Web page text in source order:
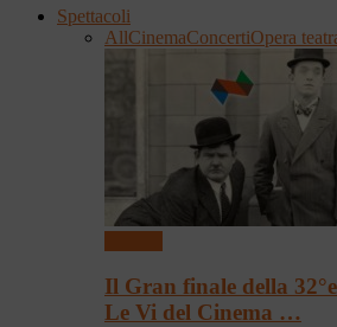
Spettacoli
AllCinemaConcertiOpera
Il Gran finale della
Le Vi del Cinema …